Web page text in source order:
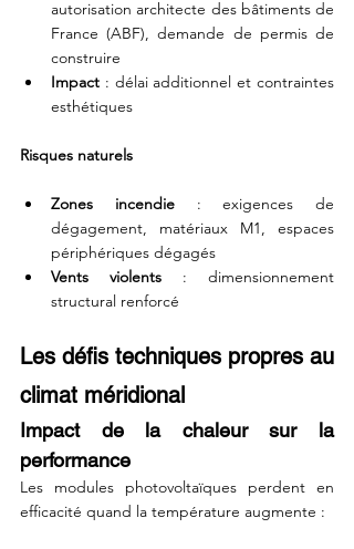
autorisation architecte des bâtiments de
France (ABF), demande de permis de
construire
Impact : délai additionnel et contraintes
esthétiques
Risques naturels
Zones incendie : exigences de
dégagement, matériaux M1, espaces
périphériques dégagés
Vents violents : dimensionnement
structural renforcé
Les défis techniques propres au
climat méridional
Impact de la chaleur sur la
performance
Les modules photovoltaïques perdent en
efficacité quand la température augmente :